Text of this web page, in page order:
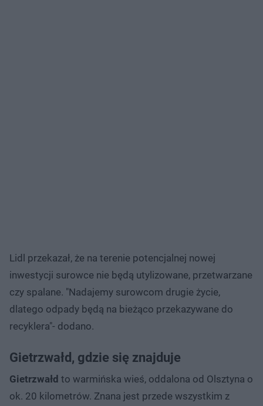
Lidl przekazał, że na terenie potencjalnej nowej
inwestycji surowce nie będą utylizowane, przetwarzane
czy spalane. "Nadajemy surowcom drugie życie,
dlatego odpady będą na bieżąco przekazywane do
recyklera"- dodano.
Gietrzwałd, gdzie się znajduje
Gietrzwałd to warmińska wieś, oddalona od Olsztyna o
ok. 20 kilometrów. Znana jest przede wszystkim z